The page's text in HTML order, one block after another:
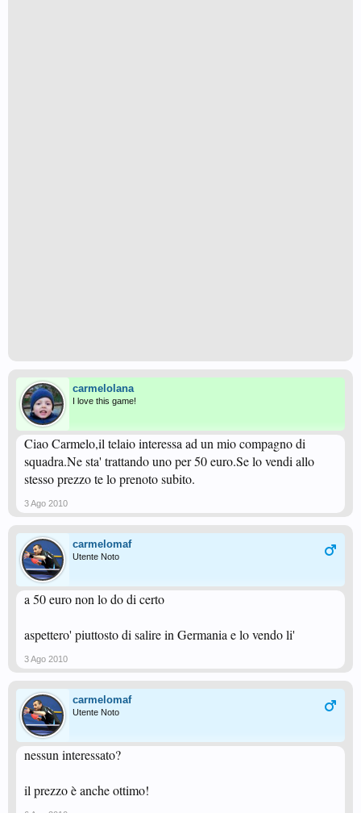
carmelolana
I love this game!
Ciao Carmelo,il telaio interessa ad un mio compagno di
squadra.Ne sta' trattando uno per 50 euro.Se lo vendi allo
stesso prezzo te lo prenoto subito.
3 Ago 2010
carmelomaf
Utente Noto
a 50 euro non lo do di certo
aspettero' piuttosto di salire in Germania e lo vendo li'
3 Ago 2010
carmelomaf
Utente Noto
nessun interessato?
il prezzo è anche ottimo!